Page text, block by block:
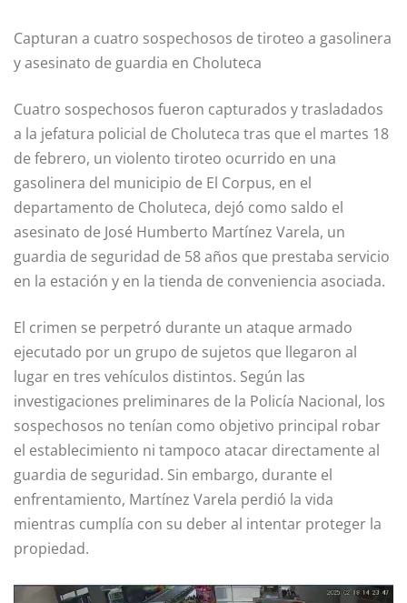
Capturan a cuatro sospechosos de tiroteo a gasolinera
y asesinato de guardia en Choluteca
Cuatro sospechosos fueron capturados y trasladados
a la jefatura policial de Choluteca tras que el martes 18
de febrero, un violento tiroteo ocurrido en una
gasolinera del municipio de El Corpus, en el
departamento de Choluteca, dejó como saldo el
asesinato de José Humberto Martínez Varela, un
guardia de seguridad de 58 años que prestaba servicio
en la estación y en la tienda de conveniencia asociada.
El crimen se perpetró durante un ataque armado
ejecutado por un grupo de sujetos que llegaron al
lugar en tres vehículos distintos. Según las
investigaciones preliminares de la Policía Nacional, los
sospechosos no tenían como objetivo principal robar
el establecimiento ni tampoco atacar directamente al
guardia de seguridad. Sin embargo, durante el
enfrentamiento, Martínez Varela perdió la vida
mientras cumplía con su deber al intentar proteger la
propiedad.